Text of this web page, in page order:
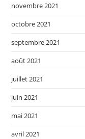
novembre 2021
octobre 2021
septembre 2021
août 2021
juillet 2021
juin 2021
mai 2021
avril 2021